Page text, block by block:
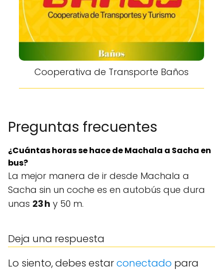
Cooperativa de Transporte Baños
Preguntas frecuentes
¿Cuántas horas se hace de Machala a Sacha en
bus?
La mejor manera de ir desde Machala a
Sacha sin un coche es en autobús que dura
unas 23 h y 50 m.
Deja una respuesta
Lo siento, debes estarconectado para